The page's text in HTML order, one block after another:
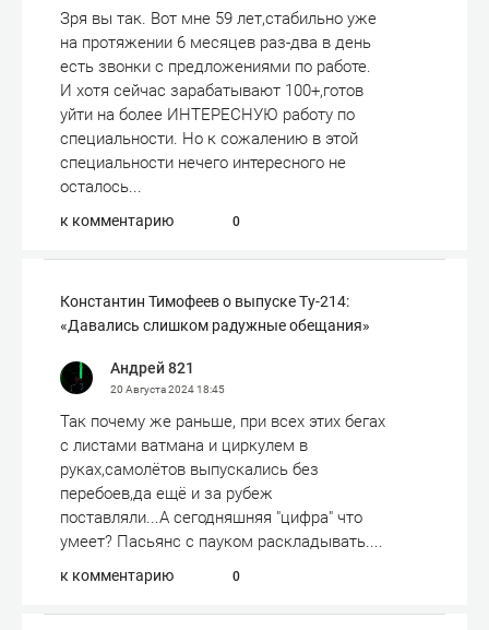
Зря вы так. Вот мне 59 лет,стабильно уже
на протяжении 6 месяцев раз-два в день
есть звонки с предложениями по работе.
И хотя сейчас зарабатывают 100+,готов
уйти на более ИНТЕРЕСНУЮ работу по
специальности. Но к сожалению в этой
специальности нечего интересного не
осталось...
к комментарию 0
Константин Тимофеев о выпуске Ту-214:
«Давались слишком радужные обещания»
Андрей 821
20 Августа 202418:45
Так почему же раньше, при всех этих бегах
с листами ватмана и циркулем в
руках,самолётов выпускались без
перебоев,да ещё и за рубеж
поставляли...А сегодняшняя "цифра" что
умеет? Пасьянс с пауком раскладывать....
к комментарию 0